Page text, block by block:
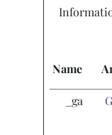
Name
_ga